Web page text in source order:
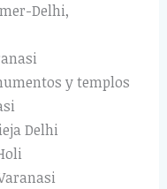
Delhi,
y templos
Delhi